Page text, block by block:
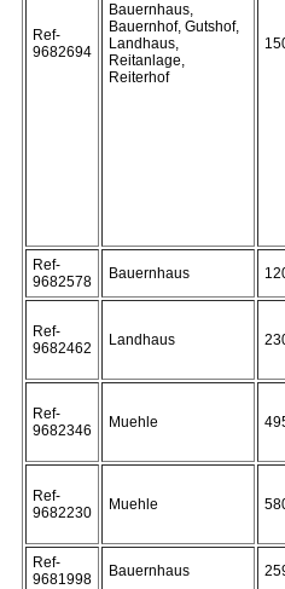
Ref-
9682694
Bauernhaus,
Bauernhof, Gutshof,
Landhaus,
Reitanlage,
Reiterhof
Ref-
9682578
Bauernhaus
Ref-
9682462
Landhaus
Ref-
9682346
Muehle
Ref-
9682230
Muehle
Ref-
9681998
Bauernhaus